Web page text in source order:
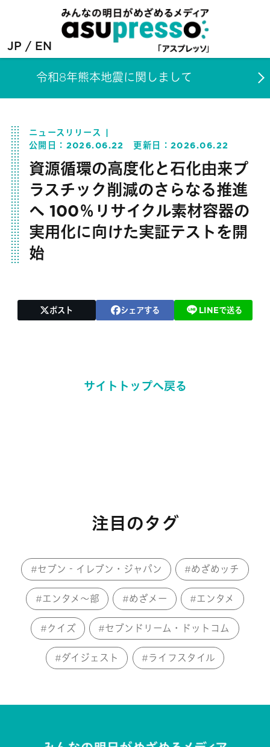
JP EN
令和8年熊本地震に関しまして
ニュースリリース
公開日： 2026.06.22 更新日：2026.06.22
資源循環の高度化と石化由来プ
ラスチック削減のさらなる推進
へ 100％リサイクル素材容器の
実用化に向けた実証テストを開
始
ポスト シェアする LINEで送る
サイトトップへ戻る
注目のタグ
セブン‐イレブン・ジャパン めざめッチ
エンタメ～部 めざメー エンタメ
クイズ セブンドリーム・ドットコム
ダイジェスト ライフスタイル